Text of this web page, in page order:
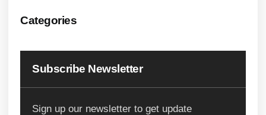
Categories
Subscribe Newsletter
Sign up our newsletter to get update